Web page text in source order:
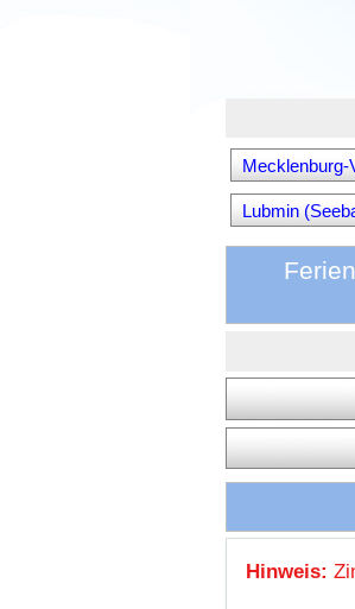
Mecklenburg-
Lubmin
Hinweis: